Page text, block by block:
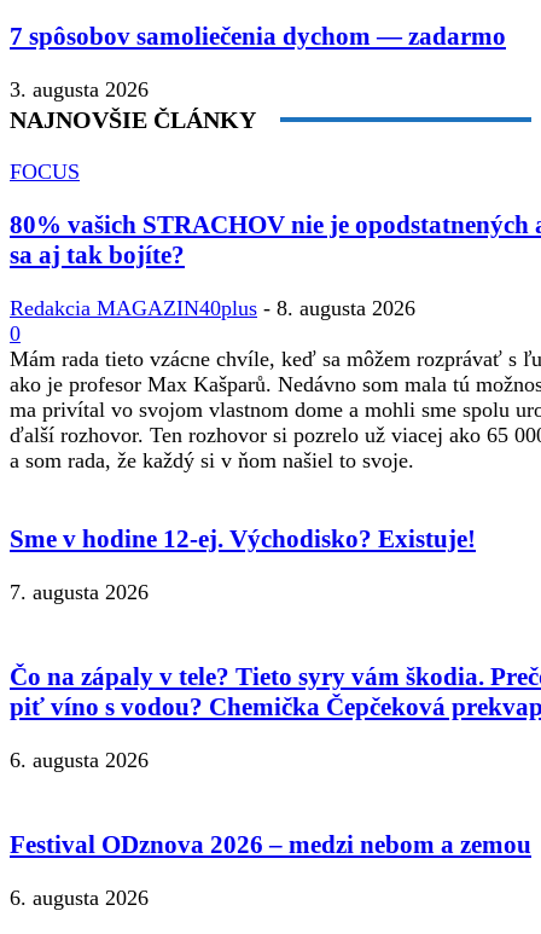
7 spôsobov samoliečenia dychom — zadarmo
3. augusta 2026
NAJNOVŠIE ČLÁNKY
FOCUS
80% vašich STRACHOV nie je opodstatnených
sa aj tak bojíte?
Redakcia MAGAZIN40plus - 8. augusta 2026
0
Mám rada tieto vzácne chvíle, keď sa môžem rozprávať s
ako je profesor Max Kašparů. Nedávno som mala tú
ma privítal vo svojom vlastnom dome a mohli sme spolu
ďalší rozhovor. Ten rozhovor si pozrelo už viacej ako 65
a som rada, že každý si v ňom našiel to svoje.
Sme v hodine 12-ej. Východisko? Existuje!
7. augusta 2026
Čo na zápaly v tele? Tieto syry vám škodia.
piť víno s vodou? Chemička Čepčeková
6. augusta 2026
Festival ODznova 2026 – medzi nebom a zemou
6. augusta 2026